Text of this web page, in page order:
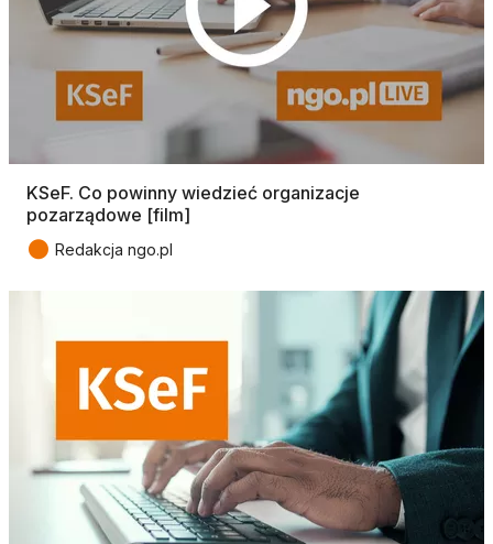
KSeF. Co powinny wiedzieć organizacje
pozarządowe [film]
● Redakcja ngo.pl